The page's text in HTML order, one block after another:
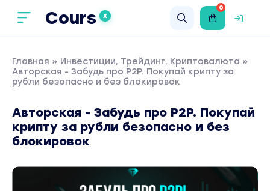
Cours X
0
Главная » Инвестиции, Трейдинг, Криптовалюта »
Авторская - Забудь про P2P. Покупай крипту за
рубли безопасно и без блокировок
Авторская - Забудь про P2P. Покупай
крипту за рубли безопасно и без
блокировок